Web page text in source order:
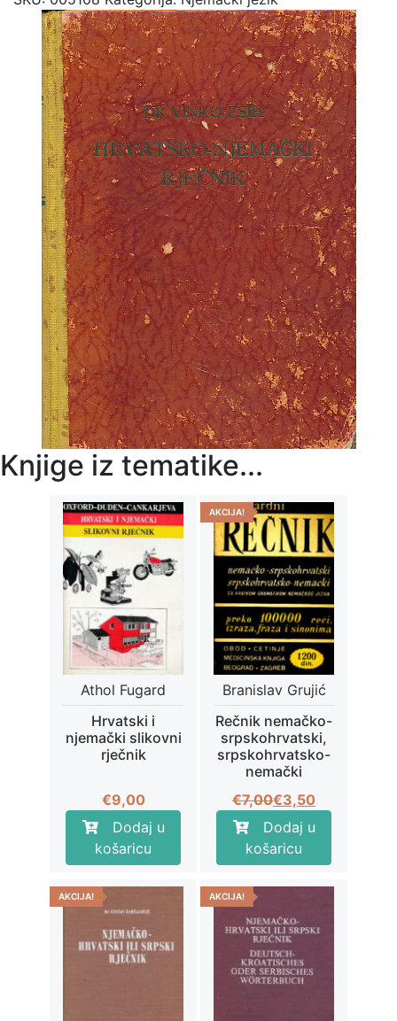
Knjige iz tematike...
Athol Fugard
Hrvatski i
njemački slikovni
rječnik
€9,00
Dodaj u
košaricu
AKCIJA!
Branislav Grujić
Rečnik nemačko-
srpskohrvatski,
srpskohrvatsko-
nemački
€7,00Izvorna
cijena
bila
je:
€7,00.
€3,50
Trenutna
cijena
je:
€3,50.
Dodaj u
košaricu
AKCIJA! AKCIJA!